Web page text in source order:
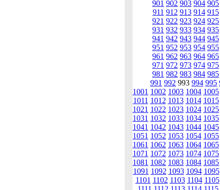
901 902 903 904 905
911 912 913 914 915
921 922 923 924 925
931 932 933 934 935
941 942 943 944 945
951 952 953 954 955
961 962 963 964 965
971 972 973 974 975
981 982 983 984 985
991 992 993 994 995
1001 1002 1003 1004 1005
1011 1012 1013 1014 1015
1021 1022 1023 1024 1025
1031 1032 1033 1034 1035
1041 1042 1043 1044 1045
1051 1052 1053 1054 1055
1061 1062 1063 1064 1065
1071 1072 1073 1074 1075
1081 1082 1083 1084 1085
1091 1092 1093 1094 1095
1101 1102 1103 1104 1105